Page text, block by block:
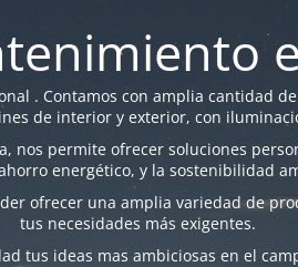
. Contamos con amplia cantidad
de interior y exterior, con
nos permite ofrecer soluciones
energético, y la sostenibilidad
ofrecer una amplia variedad de
tus necesidades más exigentes.
tus ideas mas ambiciosas en el